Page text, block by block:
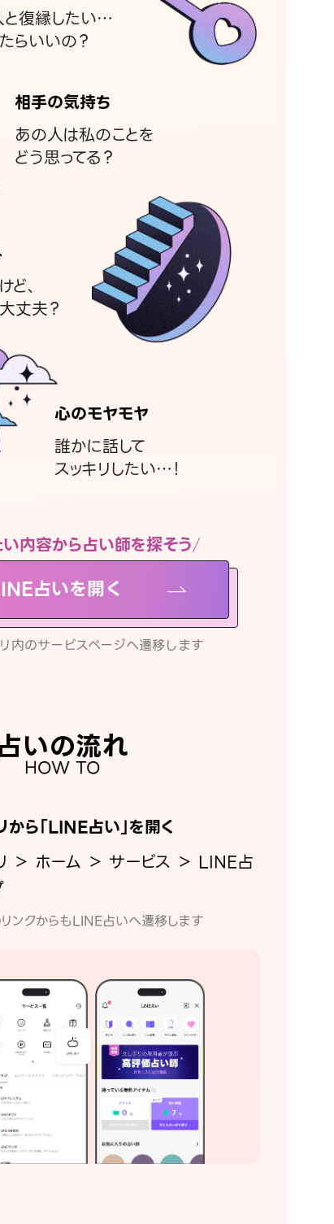
と復縁したい…
らいいの？
相手の気持ち
あの人は私のことを
どう思ってる？
、
丈夫？
心のモヤモヤ
誰かに話して
スッキリしたい…！
内容から占い師を探そう
占いを開く
内のサービスページへ遷移します
いの流れ
HOW TO
ら「LINE占い」を開く
＞ ホーム ＞ サービス ＞ LINE占
ンクからもLINE占いへ遷移します